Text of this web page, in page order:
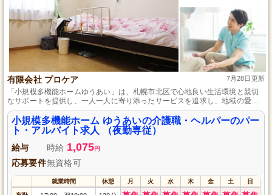
有限会社 プロケア 7月28日更新
「小規模多機能ホームゆうあい」は、札幌市北区で心地良い生活環境と親切
なサポートを提供し、一人一人に寄り添ったサービスを追求し、地域の愛さ
れるホーム作りを推進しています。
小規模多機能ホーム ゆうあいの介護職・ヘルパーのパー
ト・アルバイト求人 （夜勤専従）
給与 時給 1,075円
応募要件無資格可
就業時間 休憩 月 火 水 木 金 土 日